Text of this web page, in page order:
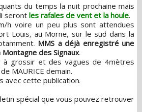
du temps la nuit prochaine mais
seront les rafales de vent et la houle.
h voire un peu plus sont attendues
Louis, au Morne, sur le sud dans la
MMS a déjà enregistré une
des Signaux.
à grossir et des vagues de 4mètres
MAURICE demain.
avec cette publication.
spécial que vous pouvez retrouver